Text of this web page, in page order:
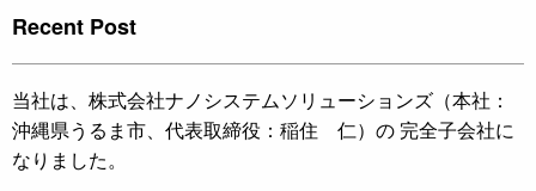
Recent Post
当社は、株式会社ナノシステムソリューションズ（本社：
沖縄県うるま市、代表取締役：稲住 仁）の 完全子会社に
なりました。